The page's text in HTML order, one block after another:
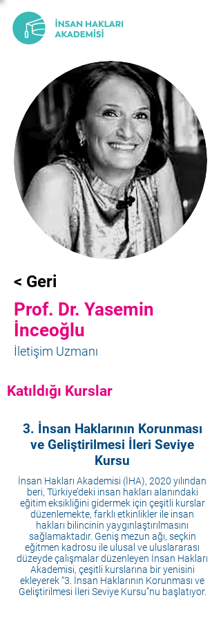
< Geri
Prof. Dr. Yasemin
İnceoğlu
İletişim Uzmanı
Katıldığı Kurslar
3. İnsan Haklarının Korunması
ve Geliştirilmesi İleri Seviye
Kursu
İnsan Hakları Akademisi (İHA), 2020 yılından
beri, Türkiye’deki insan hakları alanındaki
eğitim eksikliğini gidermek için çeşitli kurslar
düzenlemekte, farklı etkinlikler ile insan
hakları bilincinin yaygınlaştırılmasını
sağlamaktadır. Geniş mezun ağı, seçkin
eğitmen kadrosu ile ulusal ve uluslararası
düzeyde çalışmalar düzenleyen İnsan Hakları
Akademisi, çeşitli kurslarına bir yenisini
ekleyerek “3. İnsan Haklarının Korunması ve
Geliştirilmesi İleri Seviye Kursu”nu başlatıyor.